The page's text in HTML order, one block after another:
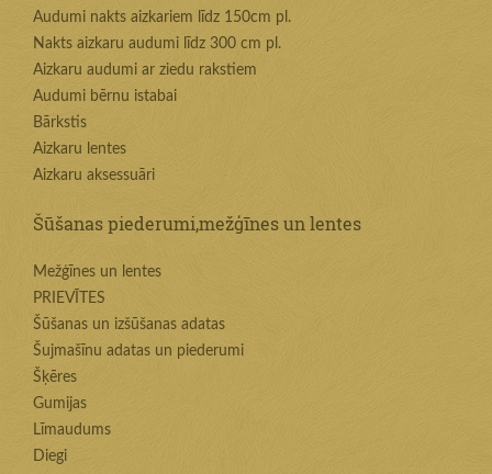
Audumi nakts aizkariem līdz 150cm pl.
Nakts aizkaru audumi līdz 300 cm pl.
Aizkaru audumi ar ziedu rakstiem
Audumi bērnu istabai
Bārkstis
Aizkaru lentes
Aizkaru aksessuāri
Šūšanas piederumi,mežģīnes un lentes
Mežģīnes un lentes
PRIEVĪTES
Šūšanas un izšūšanas adatas
Šujmašīnu adatas un piederumi
Šķēres
Gumijas
Līmaudums
Diegi